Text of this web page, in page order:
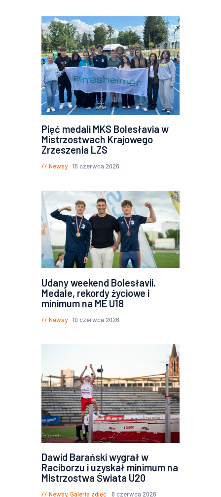
Pięć medali MKS Bolesłavia w
Mistrzostwach Krajowego
Zrzeszenia LZS
Newsy 15 czerwca 2026
Udany weekend Bolesłavii.
Medale, rekordy życiowe i
minimum na ME U18
Newsy 10 czerwca 2026
Dawid Barański wygrał w
Raciborzu i uzyskał minimum na
Mistrzostwa Świata U20
Newsy,Galeria zdjęć 6 czerwca 2026